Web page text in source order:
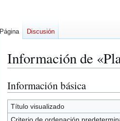
Información de
Ir
a
la
navegación
Ir
a
la
búsqueda
Información básica
Título visualizado
Página Discusión